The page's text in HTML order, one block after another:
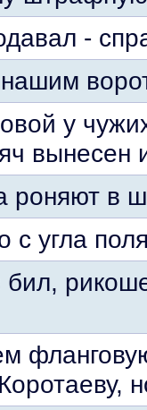
-
у
вынесен
роняют в
с угла